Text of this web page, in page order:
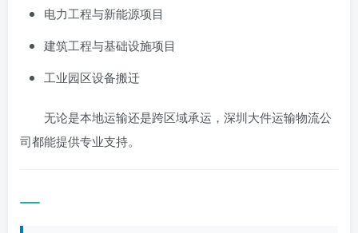
电力工程与新能源项目
建筑工程与基础设施项目
工业园区设备搬迁
无论是本地运输还是跨区域承运，深圳大件运输物流公
司都能提供专业支持。